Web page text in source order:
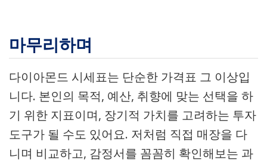
마무리하며
다이아몬드 시세표는 단순한 가격표 그 이상입
니다. 본인의 목적, 예산, 취향에 맞는 선택을 하
기 위한 지표이며, 장기적 가치를 고려하는 투자
도구가 될 수도 있어요. 저처럼 직접 매장을 다
니며 비교하고, 감정서를 꼼꼼히 확인해보는 과